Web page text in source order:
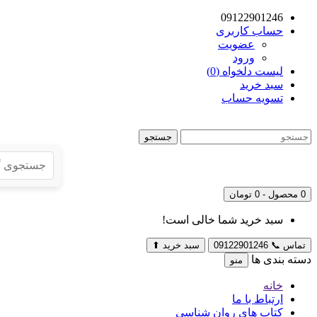
09122901246
حساب کاربری
عضویت
ورود
لیست دلخواه (0)
سبد خرید
تسویه حساب
جستجو
0 محصول - 0 تومان
سبد خرید شما خالی است!
تماس 📞
09122901246 سبد خرید ⬆
دسته بندی ها منو
خانه
ارتباط با ما
کتاب های روان شناسی